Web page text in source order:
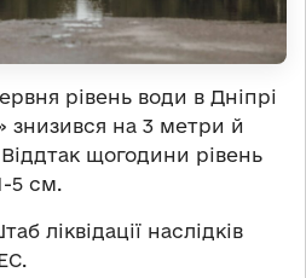
рівень води в Дніпрі
знизився на 3 метри й
щогодини рівень
5 см.
ліквідації наслідків